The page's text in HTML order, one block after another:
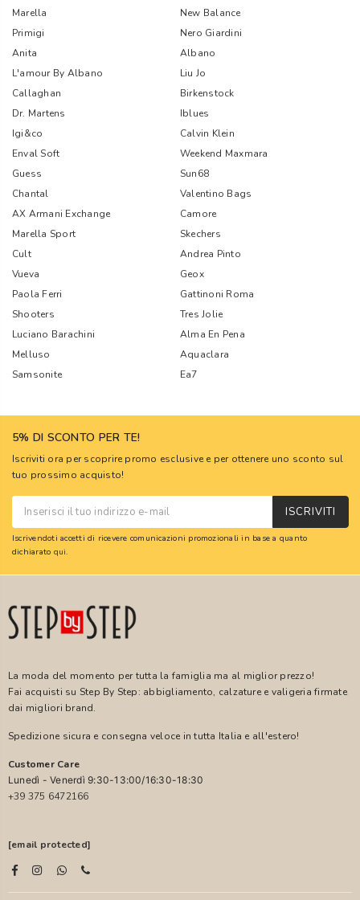
Marella
New Balance
Primigi
Nero Giardini
Anita
Albano
L'amour By Albano
Liu Jo
Callaghan
Birkenstock
Dr. Martens
Iblues
Igi&co
Calvin Klein
Enval Soft
Weekend Maxmara
Guess
Sun68
Chantal
Valentino Bags
AX Armani Exchange
Camore
Marella Sport
Skechers
Cult
Andrea Pinto
Vueva
Geox
Paola Ferri
Gattinoni Roma
Shooters
Tres Jolie
Luciano Barachini
Alma En Pena
Melluso
Aquaclara
Samsonite
Ea7
5% DI SCONTO PER TE!
Iscriviti ora per scoprire promo esclusive e per ottenere uno sconto sul
tuo prossimo acquisto!
ISCRIVITI
Iscrivendoti accetti di ricevere comunicazioni promozionali in base a quanto
dichiarato qui.
La moda del momento per tutta la famiglia ma al miglior prezzo!
Fai acquisti su Step By Step: abbigliamento, calzature e valigeria firmate
dai migliori brand.
Spedizione sicura e consegna veloce in tutta Italia e all'estero!
Customer Care
Lunedì - Venerdì 9:30-13:00/16:30-18:30
+39 375 6472166
[email protected]